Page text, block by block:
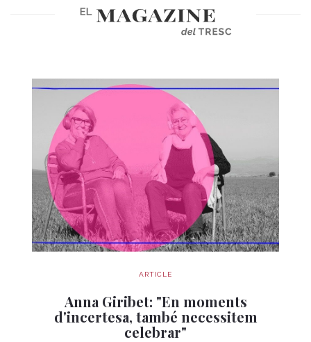
ARTICLE
Anna Giribet: "En moments
d'incertesa, també necessitem
celebrar"